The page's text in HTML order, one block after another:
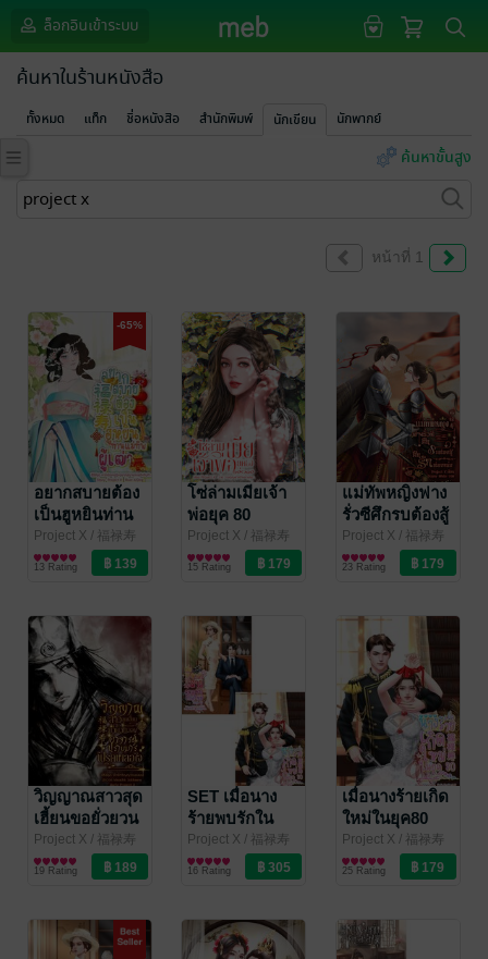
ล็อกอินเข้าระบบ
ค้นหาในร้านหนังสือ
ทั้งหมด แท็ก ชื่อหนังสือ สำนักพิมพ์ นักเขียน นักพากย์
ค้นหาขั้นสูง
หน้าที่ 1
-65%
อยากสบายต้อง
เป็นฮูหยินท่าน
แม่ทัพผู้เฒ่า
Project X / 福禄寿
อักษรมั่งมี
นิยายรักจีนโบราณ
13 Rating
โซ่ล่ามเมียเจ้า
พ่อยุค 80
Project X / 福禄寿
อักษรมั่งมี
นิยายรักจีนโบราณ
15 Rating
แม่ทัพหญิงฟาง
รั่วซีศึกรบต้องสู้
ศึกรักต้องแย่ง
Project X / 福禄寿
อักษรมั่งมี
นิยายรักจีนโบราณ
23 Rating
วิญญาณสาวสุด
เฮี้ยนขอยั่วยวน
วอนอาจารย์
ปราบมารโปรด
Project X / 福禄寿
อักษรมั่งมี
นิยายรักจีนโบราณ
19 Rating
SET เมื่อนาง
ร้ายพบรักใน
ยุค80
Project X / 福禄寿
อักษรมั่งมี
นิยายรักจีนโบราณ
16 Rating
เมื่อนางร้ายเกิด
ใหม่ในยุค80
Project X / 福禄寿
อักษรมั่งมี
นิยายรักจีนโบราณ
25 Rating